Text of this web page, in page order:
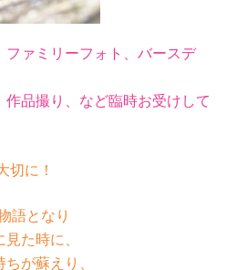
ファミリーフォト、バースデ
品撮り、など臨時お受けして
切に！
語となり
た時に、
が蘇えり、